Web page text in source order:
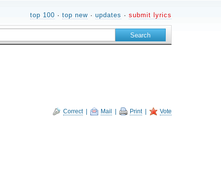
top 100 · top new· updates · submit lyrics
Correct| Mail Print| Vote